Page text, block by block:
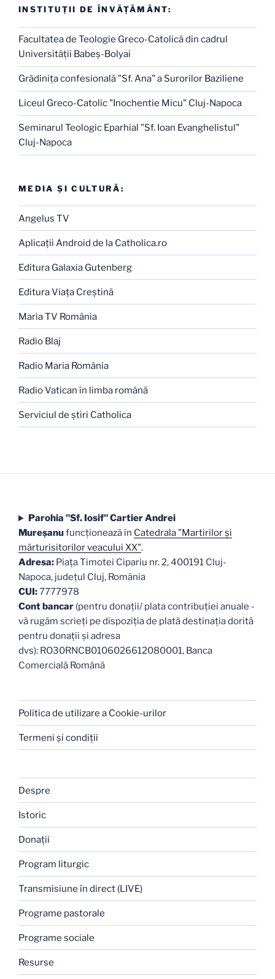
INSTITUŢII DE ÎNVĂŢĂMÂNT:
Facultatea de Teologie Greco-Catolică din cadrul
Universităţii Babeş-Bolyai
Grădiniţa confesională "Sf. Ana" a Surorilor Baziliene
Liceul Greco-Catolic "Inochentie Micu" Cluj-Napoca
Seminarul Teologic Eparhial "Sf. Ioan Evanghelistul"
Cluj-Napoca
MEDIA ŞI CULTURĂ:
Angelus TV
Aplicaţii Android de la Catholica.ro
Editura Galaxia Gutenberg
Editura Viaţa Creştină
Maria TV România
Radio Blaj
Radio Maria România
Radio Vatican în limba română
Serviciul de ştiri Catholica
Parohia "Sf. Iosif" Cartier Andrei
Mureşanufuncţionează în Catedrala "Martirilor şi
mărturisitorilor veacului XX".
Adresa: Piaţa Timotei Cipariu nr. 2, 400191 Cluj-
Napoca, judeţul Cluj, România
CUI:7777978
Cont bancar (pentru donații/ plata contribuției anuale -
vă rugăm scrieți pe dispoziția de plată destinația dorită
pentru donații și adresa
dvs): RO30RNCB0106026612080001, Banca
Comercială Română
Politica de utilizare a Cookie-urilor
Termeni şi condiţii
Despre
Istoric
Donaţii
Program liturgic
Transmisiune în direct (LIVE)
Programe pastorale
Programe sociale
Resurse